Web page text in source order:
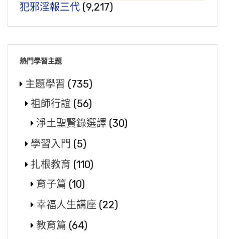
犯邪淫報三代 (9,217)
熱門學習主題
主題學習 (735)
祖師行誼 (56)
淨土聖賢錄選譯 (30)
學習入門 (5)
扎根教育 (110)
育子篇 (10)
幸福人生講座 (22)
教育篇 (64)